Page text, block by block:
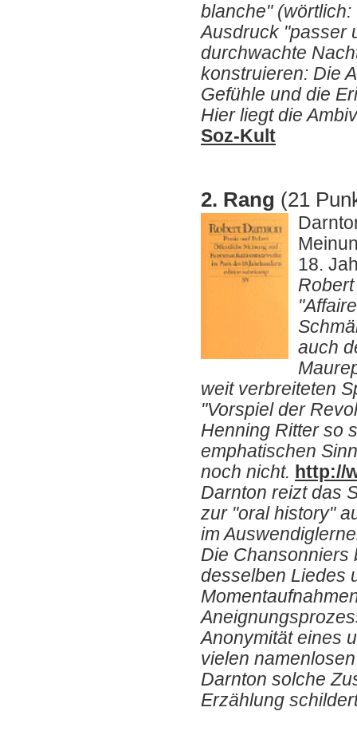
blanche"
Ausdruck "passer
durchwachte
konstruieren: Die
Gefühle und die
Hier liegt die
Soz-Kult
2. Rang (21
18.
auch
weit verbreiteten
"Vorspiel der
Henning Ritter so
emphatischen
noch nicht. http://
Darnton reizt das
zur "oral history"
im
Die Chansonniers
desselben Liedes
Anonymität eines
vielen
Darnton solche
Erzählung